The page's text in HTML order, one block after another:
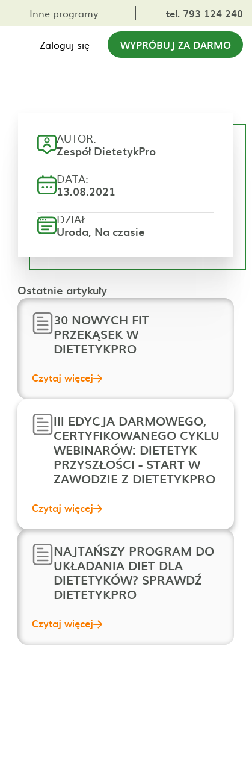
Inne programy tel. 793 124 240
Zaloguj się WYPRÓBUJ ZA DARMO
AUTOR:
Zespół DietetykPro
DATA:
13.08.2021
DZIAŁ:
Uroda, Na czasie
Ostatnie artykuły
30 NOWYCH FIT
PRZEKĄSEK W
DIETETYKPRO
Czytaj więcej
III EDYCJA DARMOWEGO,
CERTYFIKOWANEGO CYKLU
WEBINARÓW: DIETETYK
PRZYSZŁOŚCI - START W
ZAWODZIE Z DIETETYKPRO
Czytaj więcej
NAJTAŃSZY PROGRAM DO
UKŁADANIA DIET DLA
DIETETYKÓW? SPRAWDŹ
DIETETYKPRO
Czytaj więcej